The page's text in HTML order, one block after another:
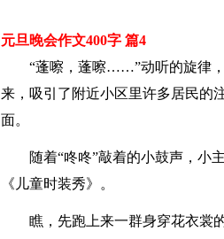
元旦晚会作文400字 篇4
“蓬嚓，蓬嚓……”动听的旋律
来，吸引了附近小区里许多居民的
面。
随着“咚咚”敲着的小鼓声，小
《儿童时装秀》。
瞧，先跑上来一群身穿花衣裳